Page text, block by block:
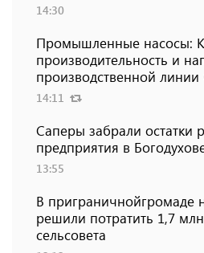
14:30
Промышленные насосы:
производительность и
производственной
14:11
Саперы забрали остатки
предприятия в
13:55
В приграничнойгромаде
решили потратить 1,7
сельсовета